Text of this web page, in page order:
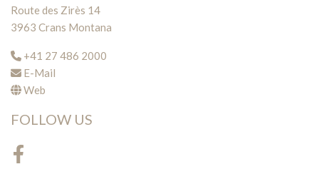
Route des Zirès 14
3963 Crans Montana
+41 27 486 2000
E-Mail
Web
FOLLOW US
Facebook